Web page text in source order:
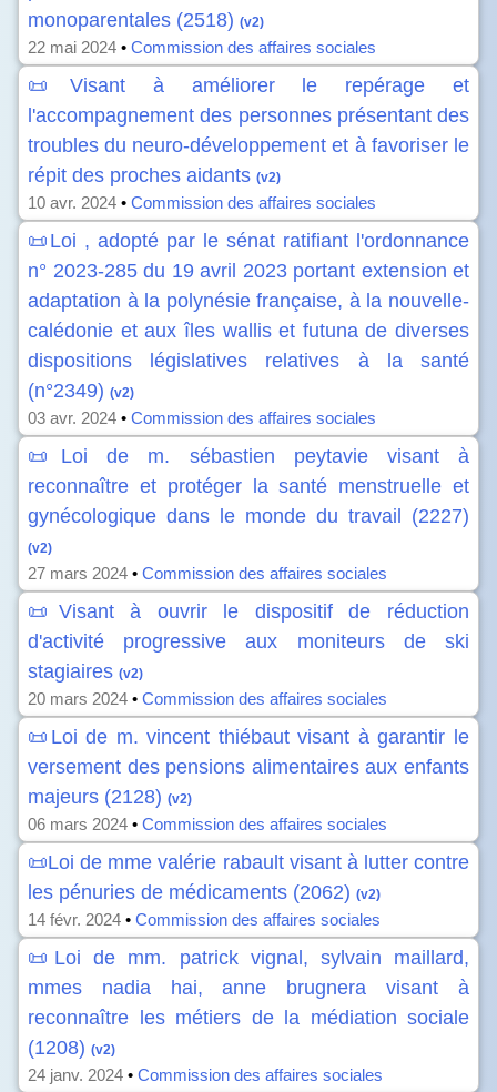
monoparentales (2518) (v2)
22 mai 2024 • Commission des affaires sociales
📜Visant à améliorer le repérage et
l'accompagnement des personnes présentant des
troubles du neuro-développement et à favoriser le
répit des proches aidants (v2)
10 avr. 2024 • Commission des affaires sociales
📜Loi , adopté par le sénat ratifiant l'ordonnance
n° 2023-285 du 19 avril 2023 portant extension et
adaptation à la polynésie française, à la nouvelle-
calédonie et aux îles wallis et futuna de diverses
dispositions législatives relatives à la santé
(n°2349) (v2)
03 avr. 2024 • Commission des affaires sociales
📜Loi de m. sébastien peytavie visant à
reconnaître et protéger la santé menstruelle et
gynécologique dans le monde du travail (2227)
(v2)
27 mars 2024 • Commission des affaires sociales
📜Visant à ouvrir le dispositif de réduction
d'activité progressive aux moniteurs de ski
stagiaires (v2)
20 mars 2024 • Commission des affaires sociales
📜Loi de m. vincent thiébaut visant à garantir le
versement des pensions alimentaires aux enfants
majeurs (2128) (v2)
06 mars 2024 • Commission des affaires sociales
📜Loi de mme valérie rabault visant à lutter contre
les pénuries de médicaments (2062) (v2)
14 févr. 2024 • Commission des affaires sociales
📜Loi de mm. patrick vignal, sylvain maillard,
mmes nadia hai, anne brugnera visant à
reconnaître les métiers de la médiation sociale
(1208) (v2)
24 janv. 2024 • Commission des affaires sociales